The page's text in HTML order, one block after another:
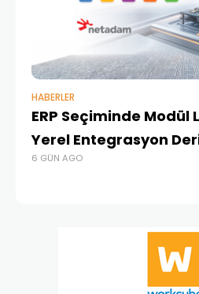
HABERLER
ERP Seçiminde Modül
Yerel Entegrasyon
6 GÜN AGO